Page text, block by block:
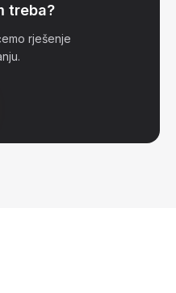
treba?
rješenje